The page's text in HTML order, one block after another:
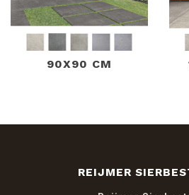
90X90 CM
REIJMER